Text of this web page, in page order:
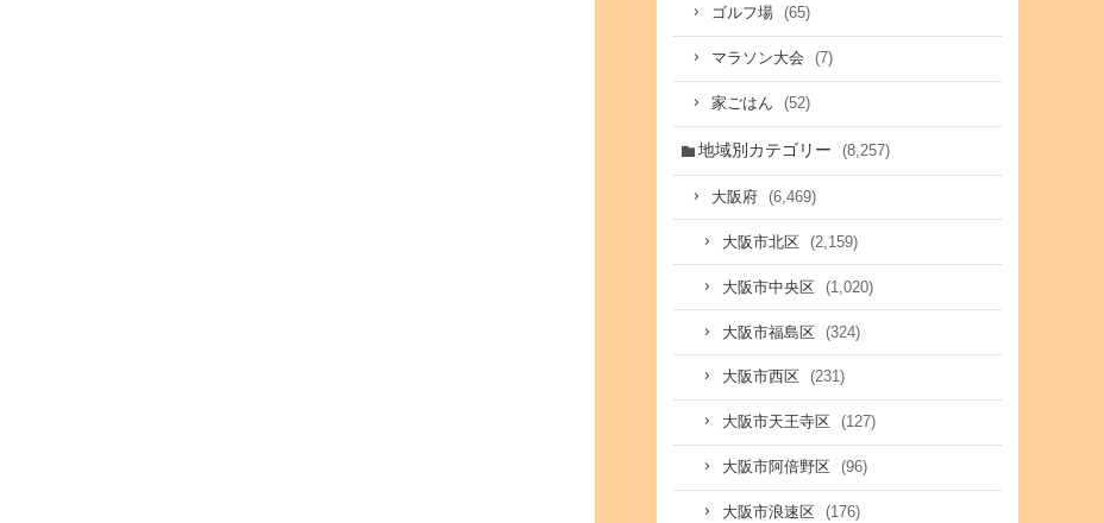
ゴルフ場 (65)
マラソン大会 (7)
家ごはん (52)
地域別カテゴリー (8,257)
大阪府 (6,469)
大阪市北区 (2,159)
大阪市中央区 (1,020)
大阪市福島区 (324)
大阪市西区 (231)
大阪市天王寺区 (127)
大阪市阿倍野区 (96)
大阪市浪速区 (176)